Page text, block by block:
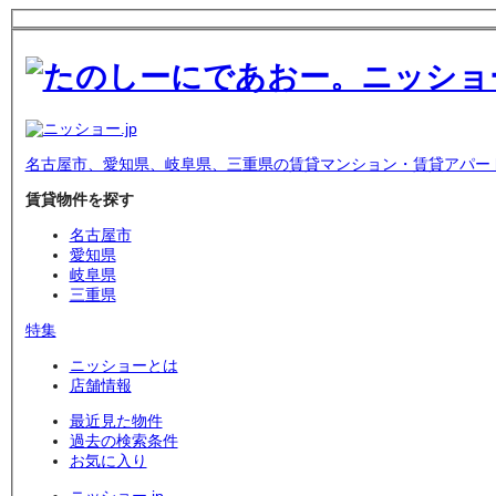
名古屋市、愛知県、岐阜県、三重県の賃貸マンション・賃貸アパー
賃貸物件を探す
名古屋市
愛知県
岐阜県
三重県
特集
ニッショーとは
店舗情報
最近見た物件
過去の検索条件
お気に入り